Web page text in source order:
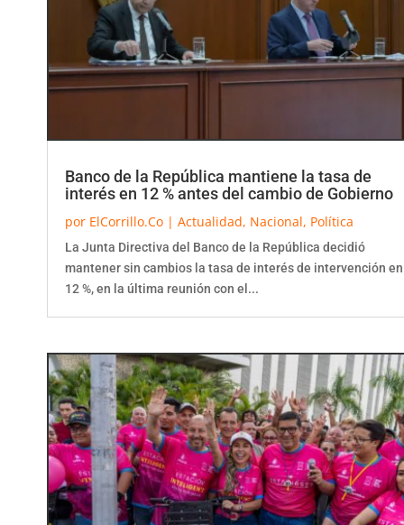
Banco de la República mantiene la tasa de
interés en 12 % antes del cambio de Gobierno
por ElCorrillo.Co | Actualidad, Nacional, Política
La Junta Directiva del Banco de la República decidió
mantener sin cambios la tasa de interés de intervención en
12 %, en la última reunión con el...